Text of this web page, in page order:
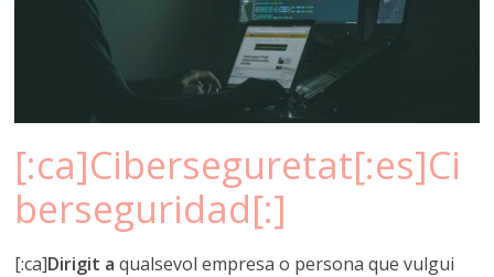
[:ca]Ciberseguretat[:es]Ci
berseguridad[:]
[:ca]Dirigit a qualsevol empresa o persona que vulgui